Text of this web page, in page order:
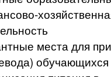
места для
обучающихся